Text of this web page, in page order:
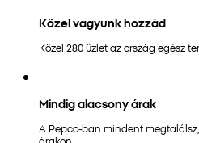
Közel vagyunk hozzád
Közel 280 üzlet az ország egész
Mindig alacsony árak
A Pepco-ban mindent
árakon.